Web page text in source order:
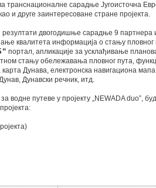
транснационалне сарадње Југоисточна
и друге заинтересоване стране пројекта.
двогодишње сарадње 9 партнера
квалитета информација о стању пловног
портал, апликације за усклађивање
стању обележавања пловног пута,
Дунава, електронска навигациона
Дунавски речник, итд.
водне путеве у пројекту „NEWADA duo”,